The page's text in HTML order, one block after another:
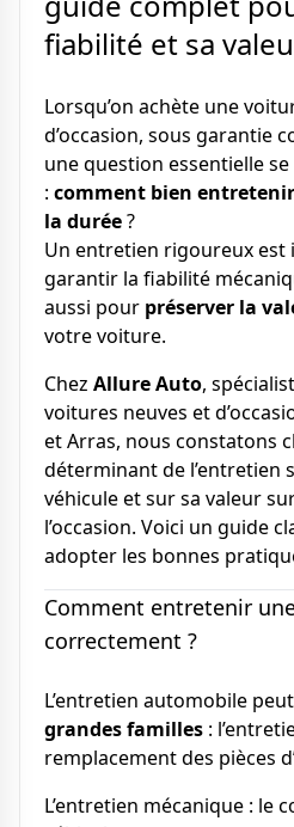
fiabilité et sa
Lorsqu’on achète une
d’occasion, sous garantie
une question essentielle
: comment bien
la durée?
Un entretien rigoureux est
garantir la fiabilité
aussi pour préserver la
votre voiture.
Chez Allure Auto,
voitures neuves et
et Arras, nous constatons
déterminant de l’entretien
véhicule et sur sa valeur
l’occasion. Voici un guide
adopter les bonnes
Comment entretenir
correctement ?
L’entretien automobile
grandes familles :
remplacement des pièces
L’entretien mécanique : le